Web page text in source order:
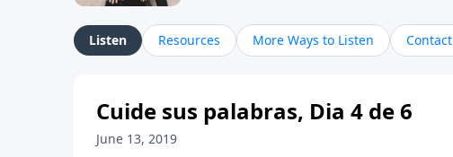
Listen Resources More Ways to Listen Contact
Cuide sus palabras, Dia 4 de 6
June 13, 2019